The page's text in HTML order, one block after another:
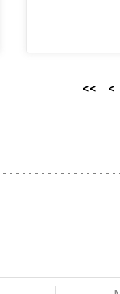
<< <